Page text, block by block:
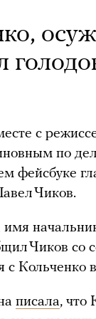
с
по
фейсбуке
Чиков.
Чиков со
с Кольченко
писала, что